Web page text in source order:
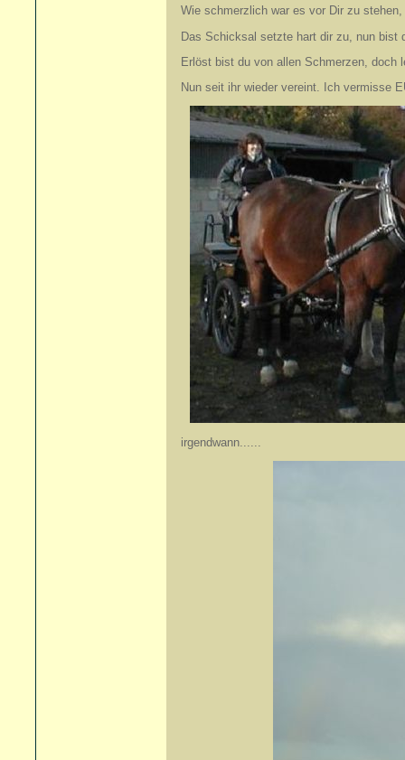
Wie schmerzlich war es vor Dir zu
Das Schicksal setzte hart dir zu, nun bist
Erlöst bist du von allen Schmerzen, doch
Nun seit ihr wieder vereint. Ich vermisse
irgendwann......